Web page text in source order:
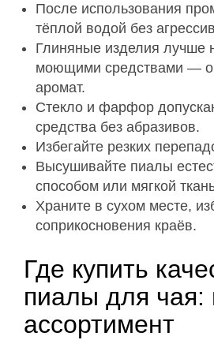
После использования
тёплой водой без
Глиняные изделия лучше
моющими средствами —
аромат.
Стекло и фарфор
средства без абразивов.
Избегайте резких
Высушивайте пиалы
способом или мягкой
Храните в сухом месте,
соприкосновения краёв.
Где купить
пиалы для
ассортимент